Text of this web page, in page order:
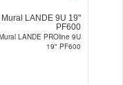
LANDE 9U 19"
PF600
LANDE PROline 9U
19" PF600